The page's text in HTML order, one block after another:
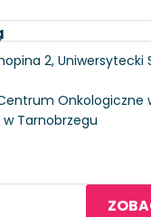
2,
Tarnobrzegu